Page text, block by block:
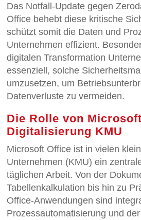
Das Notfall-Update gegen
Office behebt diese kritische
schützt somit die Daten und
Unternehmen effizient.
digitalen Transformation
essenziell, solche
umzusetzen, um
Datenverluste zu vermeiden.
Die Rolle von
Digitalisierung KMU
Microsoft Office ist in vielen
Unternehmen (KMU) ein
täglichen Arbeit. Von der
Tabellenkalkulation bis hin zu
Office-Anwendungen sind
Prozessautomatisierung und